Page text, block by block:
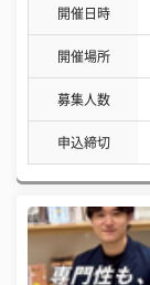
開催日時
開催場所
募集人数
申込締切